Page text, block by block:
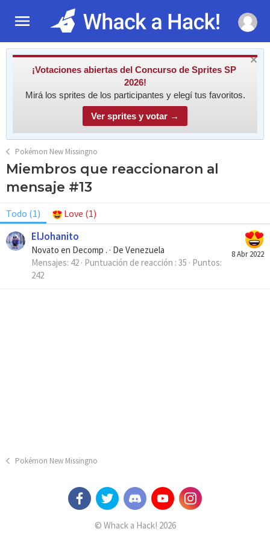
¡Votaciones abiertas del Concurso de Sprites SP
2026!
Mirá los sprites de los participantes y elegí tus favoritos.
Ver sprites y votar →
Pokémon New Missingno
Miembros que reaccionaron al
mensaje #13
Todo (1) Love (1)
8 Abr 2022
ElJohanito
Novato en Decomp . · De Venezuela
Mensajes 42 Puntuación de reacción 35 Puntos
242
Pokémon New Missingno
© Whack a Hack! 2026